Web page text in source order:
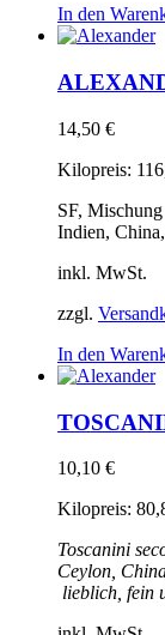
In den
14,50 €
Kilopreis:
SF,
Indien,
inkl. MwSt.
zzgl.
In den
10,10 €
Kilopreis:
Toscanini
Ceylon,
lieblich, fein